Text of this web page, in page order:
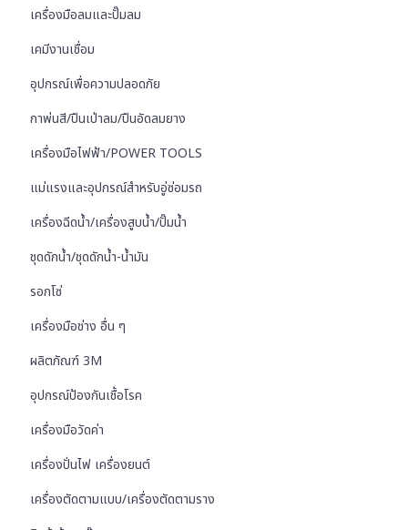
เครื่องมือลมและปั๊มลม
เคมีงานเชื่อม
อุปกรณ์เพื่อความปลอดภัย
กาพ่นสี/ปืนเป่าลม/ปืนอัดลมยาง
เครื่องมือไฟฟ้า/POWER TOOLS
แม่แรงและอุปกรณ์สำหรับอู่ซ่อมรถ
เครื่องฉีดน้ำ/เครื่องสูบน้ำ/ปั๊มน้ำ
ชุดดักน้ำ/ชุดดักน้ำ-น้ำมัน
รอกโซ่
เครื่องมือช่าง อื่น ๆ
ผลิตภัณฑ์ 3M
อุปกรณ์ป้องกันเชื้อโรค
เครื่องมือวัดค่า
เครื่องปั่นไฟ เครื่องยนต์
เครื่องตัดตามแบบ/เครื่องตัดตามราง